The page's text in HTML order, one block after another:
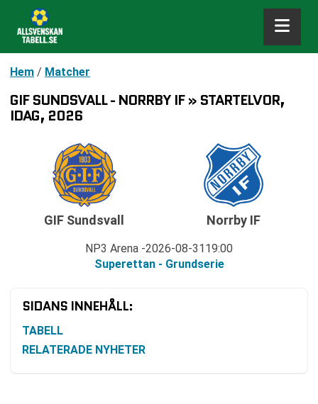
Hem / Matcher
GIF SUNDSVALL - NORRBY IF » STARTELVOR,
IDAG, 2026
GIF Sundsvall
NP3 Arena 2026-08-31 19:00
Superettan - Grundserie
Norrby IF
SIDANS INNEHÅLL:
TABELL
RELATERADE NYHETER